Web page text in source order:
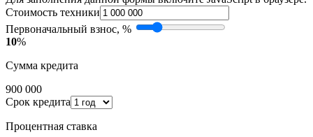
Стоимость техники
Первоначальный взнос, %
10%
Сумма кредита
900 000
Срок кредита
Процентная ставка